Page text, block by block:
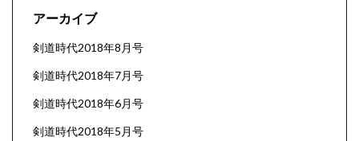
アーカイブ
剣道時代2018年8月号
剣道時代2018年7月号
剣道時代2018年6月号
剣道時代2018年5月号